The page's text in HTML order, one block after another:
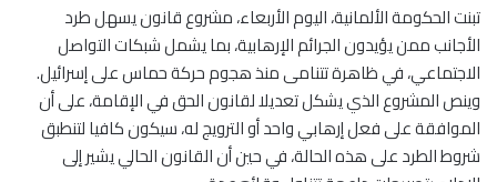
تبنت الحكومة الألمانية، اليوم الأربعاء، مشروع قانون يسهل طرد
الأجانب ممن يؤيدون الجرائم الإرهابية، بما يشمل شبكات التواصل
الاجتماعي، في ظاهرة تتنامى منذ هجوم حركة حماس على إسرائيل.
وينص المشروع الذي يشكل تعديلا لقانون الحق في الإقامة، على أن
الموافقة على فعل إرهابي واحد أو الترويج له، سيكون كافيا لتنطبق
شروط الطرد على هذه الحالة، في حين أن القانون الحالي يشير إلى